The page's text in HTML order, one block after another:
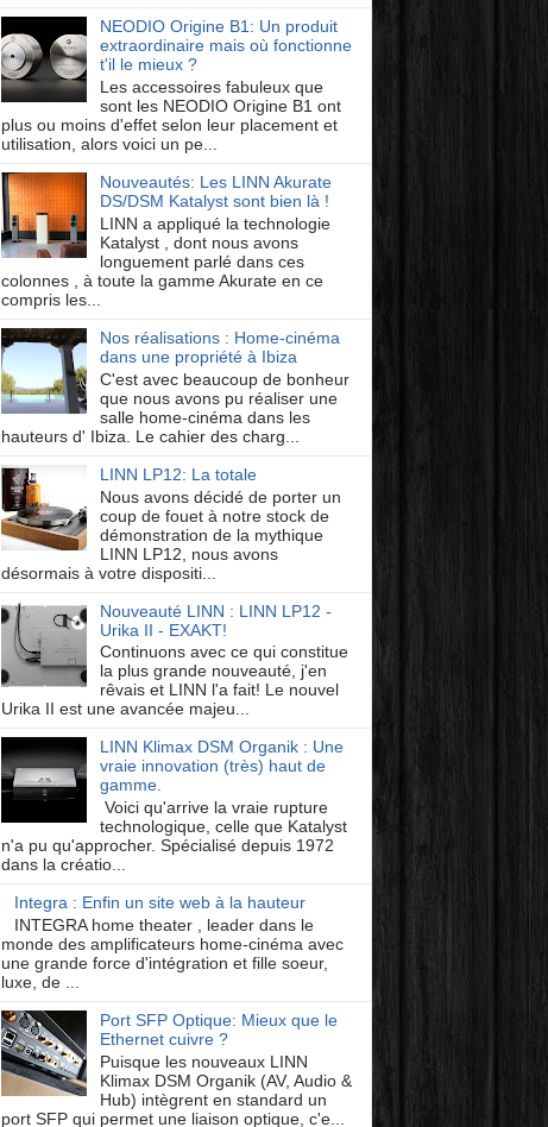
NEODIO Origine B1: Un produit
extraordinaire mais où fonctionne
t'il le mieux ?
Les accessoires fabuleux que
sont les NEODIO Origine B1 ont
plus ou moins d'effet selon leur placement et
utilisation, alors voici un pe...
Nouveautés: Les LINN Akurate
DS/DSM Katalyst sont bien là !
LINN a appliqué la technologie
Katalyst , dont nous avons
longuement parlé dans ces
colonnes , à toute la gamme Akurate en ce
compris les...
Nos réalisations : Home-cinéma
dans une propriété à Ibiza
C'est avec beaucoup de bonheur
que nous avons pu réaliser une
salle home-cinéma dans les
hauteurs d' Ibiza. Le cahier des charg...
LINN LP12: La totale
Nous avons décidé de porter un
coup de fouet à notre stock de
démonstration de la mythique
LINN LP12, nous avons
désormais à votre dispositi...
Nouveauté LINN : LINN LP12 -
Urika II - EXAKT!
Continuons avec ce qui constitue
la plus grande nouveauté, j'en
rêvais et LINN l'a fait! Le nouvel
Urika II est une avancée majeu...
LINN Klimax DSM Organik : Une
vraie innovation (très) haut de
gamme.
Voici qu'arrive la vraie rupture
technologique, celle que Katalyst
n'a pu qu'approcher. Spécialisé depuis 1972
dans la créatio...
Integra : Enfin un site web à la hauteur
INTEGRA home theater , leader dans le
monde des amplificateurs home-cinéma avec
une grande force d'intégration et fille soeur,
luxe, de ...
Port SFP Optique: Mieux que le
Ethernet cuivre ?
Puisque les nouveaux LINN
Klimax DSM Organik (AV, Audio &
Hub) intègrent en standard un
port SFP qui permet une liaison optique, c'e...